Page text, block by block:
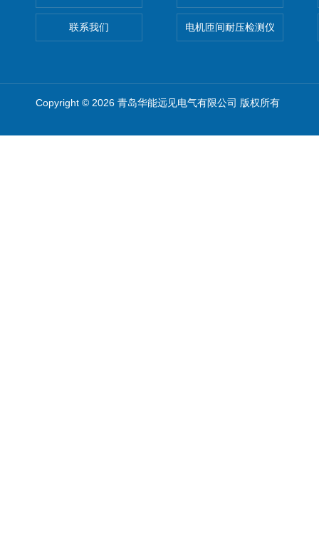
联系我们 电机匝间耐压检测仪
Copyright © 2026 青岛华能远见电气有限公司 版权所有